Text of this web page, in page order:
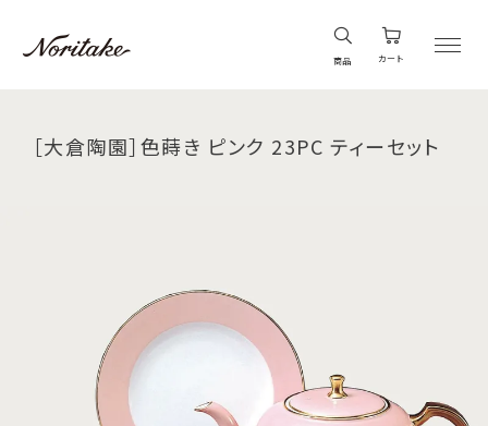
商品 カート
［大倉陶園］色蒔き ピンク 23PC ティーセット